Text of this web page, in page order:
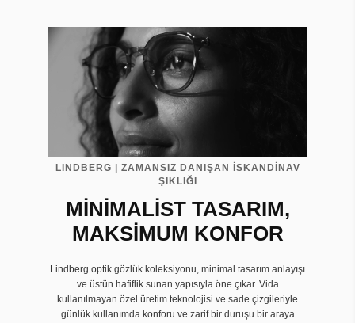
LINDBERG | ZAMANSIZ DANIŞAN İSKANDİNAV
ŞIKLIĞI
MİNİMALİST TASARIM,
MAKSİMUM KONFOR
Lindberg optik gözlük koleksiyonu, minimal tasarım anlayışı
ve üstün hafiflik sunan yapısıyla öne çıkar. Vida
kullanılmayan özel üretim teknolojisi ve sade çizgileriyle
günlük kullanımda konforu ve zarif bir duruşu bir araya